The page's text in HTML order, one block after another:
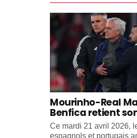
Mourinho-Real
Benfica retient
Ce mardi 21 avril 2026,
espagnols et portugais